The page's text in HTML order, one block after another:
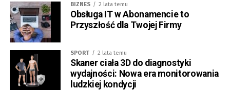
BIZNES 2 lata temu
Obsługa IT w Abonamencie to
Przyszłość dla Twojej Firmy
SPORT 2 lata temu
Skaner ciała 3D do diagnostyki
wydajności: Nowa era monitorowania
ludzkiej kondycji